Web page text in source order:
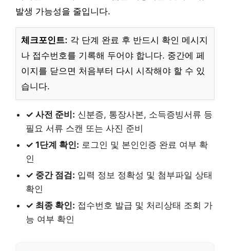
발생 가능성을 줄입니다.
체크포인트: 각 단계 완료 후 반드시 확인 메시지
나 접수번호를 기록해 두어야 합니다. 중간에 페
이지를 닫으면 처음부터 다시 시작해야 할 수 있
습니다.
✓ 사전 준비: 신분증, 통장사본, 소득증빙서류 등
필요 서류 스캔 또는 사진 준비
✓ 1단계 확인: 로그인 및 본인인증 완료 여부 확
인
✓ 중간 점검: 입력 정보 정확성 및 첨부파일 상태
확인
✓ 최종 확인: 접수번호 발급 및 처리상태 조회 가
능 여부 확인